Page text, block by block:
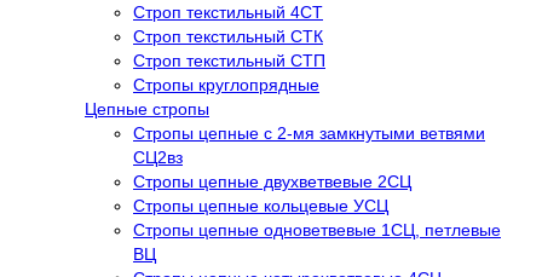
Строп текстильный 4СТ
Строп текстильный СТК
Строп текстильный СТП
Стропы круглопрядные
Цепные стропы
Стропы цепные с 2-мя замкнутыми ветвями
СЦ2вз
Стропы цепные двухветвевые 2СЦ
Стропы цепные кольцевые УСЦ
Стропы цепные одноветвевые 1СЦ, петлевые
ВЦ